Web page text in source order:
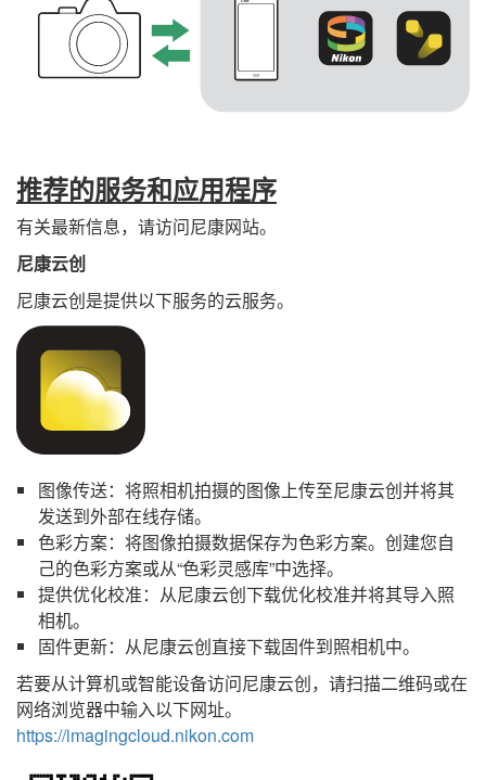
推荐的服务和应用程序
有关最新信息，请访问尼康网站。
尼康云创
尼康云创是提供以下服务的云服务。
图像传送：将照相机拍摄的图像上传至尼康云创并将其
发送到外部在线存储。
色彩方案：将图像拍摄数据保存为色彩方案。创建您自
己的色彩方案或从“色彩灵感库”中选择。
提供优化校准：从尼康云创下载优化校准并将其导入照
相机。
固件更新：从尼康云创直接下载固件到照相机中。
若要从计算机或智能设备访问尼康云创，请扫描二维码或在
网络浏览器中输入以下网址。
https://imagingcloud.nikon.com